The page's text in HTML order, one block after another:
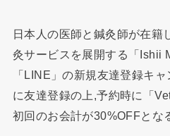
日本人の医師と鍼灸師が在籍
灸サービスを展開する「Ishii
「LINE」の新規友達登録キ
に友達登録の上,予約時に「
初回のお会計が30%OFFとな